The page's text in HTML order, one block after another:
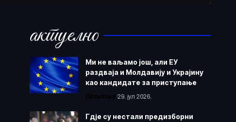
актуелно
Ми не ваљамо још, али ЕУ
раздваја и Молдавију и Украјину
као кандидате за приступање
Политика 29. јул 2026.
Гдје су нестали предизборни